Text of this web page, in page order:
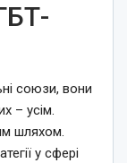
союзи, вони
– усім.
шляхом.
у сфері